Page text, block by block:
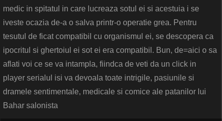
medic in spitatul in care lucreaza sotul ei si acestuia i se
iveste ocazia de-a o salva printr-o operatie grea. Pentru
tesutul de ficat compatibil cu organismul ei, se descopera ca
ipocritul si ghertoiul ei sot ei era compatibil. Bun, de=aici o sa
aflati voi ce se va intampla, fiindca de veti da un click in
player serialul isi va devoala toate intrigile, pasiunile si
dramele sentimentale, medicale si comice ale patanilor lui
Bahar salonista